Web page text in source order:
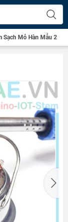
Sạch Mỏ Hàn Mẫu 2